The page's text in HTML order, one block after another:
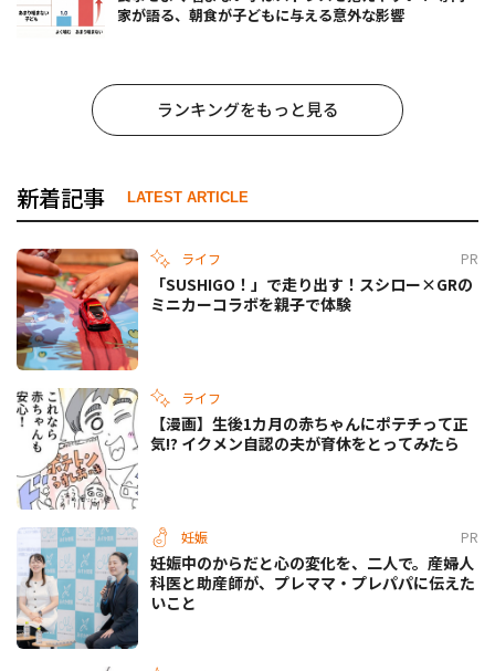
家が語る、朝食が子どもに与える意外な影響
ランキングをもっと見る
新着記事 LATEST ARTICLE
ライフ PR
「SUSHIGO！」で走り出す！スシロー×GRの
ミニカーコラボを親子で体験
ライフ
【漫画】生後1カ月の赤ちゃんにポテチって正
気!? イクメン自認の夫が育休をとってみたら
妊娠 PR
妊娠中のからだと心の変化を、二人で。産婦人
科医と助産師が、プレママ・プレパパに伝えた
いこと